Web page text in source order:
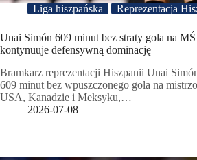
Liga hiszpańska Reprezentacja
Unai Simón 609 minut bez straty gola na
kontynuuje defensywną dominację
Bramkarz reprezentacji Hiszpanii Unai
609 minut bez wpuszczonego gola na
USA, Kanadzie i Meksyku,…
2026-07-08